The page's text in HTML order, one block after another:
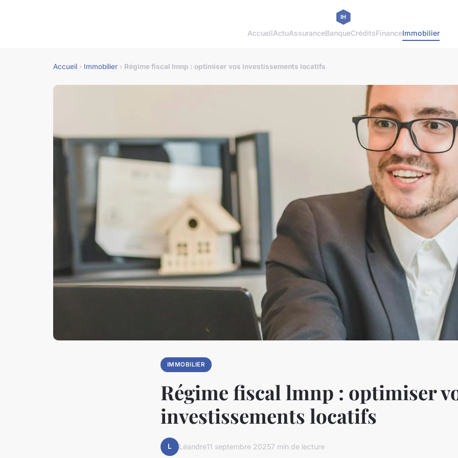
AccueilActuAssuranceBanqueCréditsFinanceImmobilier
Accueil › Immobilier › Régime fiscal lmnp : optimiser vos investissements locatifs
IMMOBILIER
Régime fiscal lmnp : optimiser
investissements locatifs
L Léandre11 septembre 20257 min de lecture